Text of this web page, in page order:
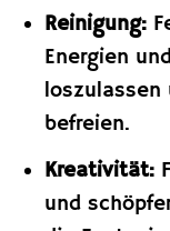
Reinigung:
Energien
loszulassen
befreien.
Kreativität:
und